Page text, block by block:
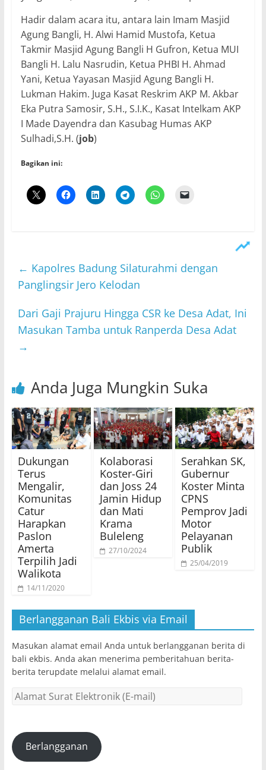
Hadir dalam acara itu, antara lain Imam Masjid
Agung Bangli, H. Alwi Hamid Mustofa, Ketua
Takmir Masjid Agung Bangli H Gufron, Ketua MUI
Bangli H. Lalu Nasrudin, Ketua PHBI H. Ahmad
Yani, Ketua Yayasan Masjid Agung Bangli H.
Lukman Hakim. Juga Kasat Reskrim AKP M. Akbar
Eka Putra Samosir, S.H., S.I.K., Kasat Intelkam AKP
I Made Dayendra dan Kasubag Humas AKP
Sulhadi,S.H. (job)
Bagikan ini:
← Kapolres Badung Silaturahmi dengan
Panglingsir Jero Kelodan
Dari Gaji Prajuru Hingga CSR ke Desa Adat, Ini
Masukan Tamba untuk Ranperda Desa Adat
→
Anda Juga Mungkin Suka
Dukungan
Terus
Mengalir,
Komunitas
Catur
Harapkan
Paslon
Amerta
Terpilih Jadi
Walikota
14/11/2020
Kolaborasi
Koster-Giri
dan Joss 24
Jamin Hidup
dan Mati
Krama
Buleleng
27/10/2024
Serahkan SK,
Gubernur
Koster Minta
CPNS
Pemprov Jadi
Motor
Pelayanan
Publik
25/04/2019
Berlangganan Bali Ekbis via Email
Masukan alamat email Anda untuk berlangganan berita di
bali ekbis. Anda akan menerima pemberitahuan berita-
berita terupdate melalui alamat email.
Alamat
(E-
mail)Berlangganan